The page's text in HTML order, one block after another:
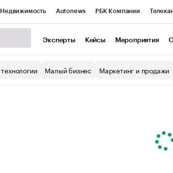
Недвижимость Autonews РБК Компании
Экономика Бизнес
Эксперты Кейсы Мероприятия
Малый бизнес Маркетинг и продажи